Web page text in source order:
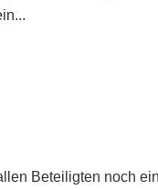
Beteiligten noch